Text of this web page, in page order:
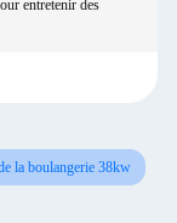
entretenir des
la boulangerie 38kw